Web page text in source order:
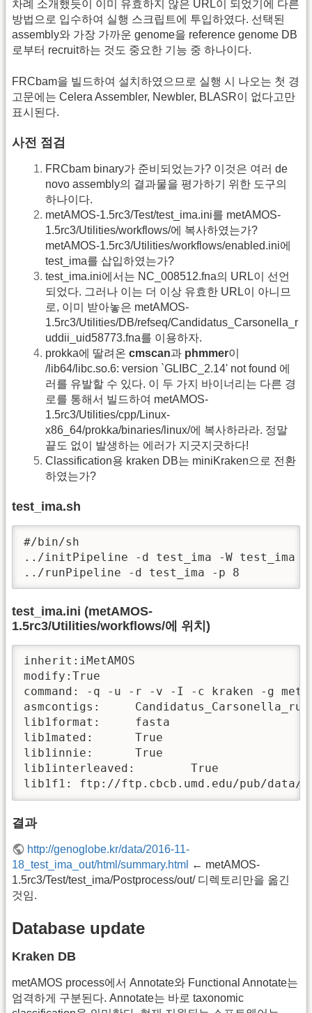
차례 소개했듯이 이미 유효하지 않은 URL이 되었기에 다른
방법으로 입수하여 실행 스크립트에 투입하였다. 선택된
assembly와 가장 가까운 genome을 reference genome DB
로부터 recruit하는 것도 중요한 기능 중 하나이다.
FRCbam을 빌드하여 설치하였으므로 실행 시 나오는 첫 경
고문에는 Celera Assembler, Newbler, BLASR이 없다고만
표시된다.
사전 점검
FRCbam binary가 준비되었는가? 이것은 여러 de
novo assembly의 결과물을 평가하기 위한 도구의
하나이다.
metAMOS-1.5rc3/Test/test_ima.ini를 metAMOS-
1.5rc3/Utilities/workflows/에 복사하였는가?
metAMOS-1.5rc3/Utilities/workflows/enabled.ini에
test_ima를 삽입하였는가?
test_ima.ini에서는 NC_008512.fna의 URL이 선언
되었다. 그러나 이는 더 이상 유효한 URL이 아니므
로, 이미 받아놓은 metAMOS-
1.5rc3/Utilities/DB/refseq/Candidatus_Carsonella_r
uddii_uid58773.fna를 이용하자.
prokka에 딸려온 cmscan과 phmmer이
/lib64/libc.so.6: version `GLIBC_2.14' not found 에
러를 유발할 수 있다. 이 두 가지 바이너리는 다른 경
로를 통해서 빌드하여 metAMOS-
1.5rc3/Utilities/cpp/Linux-
x86_64/prokka/binaries/linux/에 복사하라라. 정말
끝도 없이 발생하는 에러가 지긋지긋하다!
Classification용 kraken DB는 miniKraken으로 전환
하였는가?
test_ima.sh
#/bin/sh
../initPipeline -d test_ima -W test_ima
../runPipeline -d test_ima -p 8
test_ima.ini (metAMOS-
1.5rc3/Utilities/workflows/에 위치)
inherit:iMetAMOS
modify:True
command: -q -u -r -v -I -c kraken -g
asmcontigs:
lib1format:     fasta
lib1mated:      True
lib1innie:      True
lib1interleaved:        True
lib1f1: ftp://ftp.cbcb.umd.edu/pub/data/
결과
http://genoglobe.kr/data/2016-11-
18_test_ima_out/html/summary.html
← metAMOS-
1.5rc3/Test/test_ima/Postprocess/out/ 디렉토리만을 옮긴
것임.
Database update
Kraken DB
metAMOS process에서 Annotate와 Functional Annotate는
엄격하게 구분된다. Annotate는 바로 taxonomic